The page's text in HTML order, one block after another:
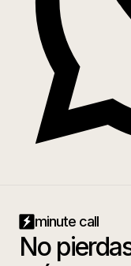
minute call
No